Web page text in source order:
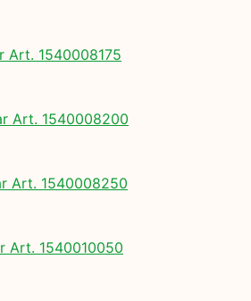
1540008175
1540008200
1540008250
1540010050